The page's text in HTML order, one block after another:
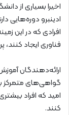
اخیرا بسیاری از
ادینبرو دوره‌هایی
افرادی که در این
فناوری ایجاد کنند،
ارائه‌دهندگان
گواهی‌های متمرکز
امید که افراد
کنند.